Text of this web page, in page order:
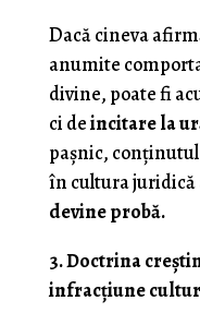
Dacă cineva
anumite
divine, poate fi
ci deincitare la
pașnic, conținutul
în cultura juridică
devine probă.
3. Doctrina
infracțiune